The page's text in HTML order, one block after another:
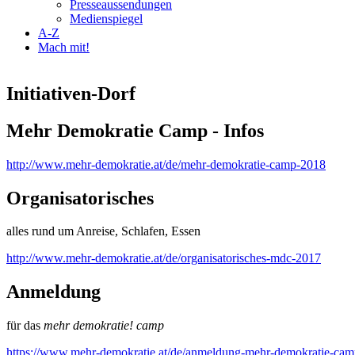
Presseaussendungen
Medienspiegel
A-Z
Mach mit!
Initiativen-Dorf
Mehr Demokratie Camp - Infos
http://www.mehr-demokratie.at/de/mehr-demokratie-camp-2018
Organisatorisches
alles rund um Anreise, Schlafen, Essen
http://www.mehr-demokratie.at/de/organisatorisches-mdc-2017
Anmeldung
für das mehr demokratie! camp